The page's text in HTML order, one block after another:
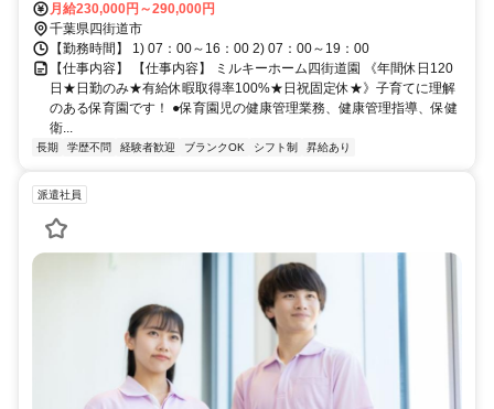
月給230,000円～290,000円
千葉県四街道市
【勤務時間】 1) 07：00～16：00 2) 07：00～19：00
【仕事内容】 【仕事内容】 ミルキーホーム四街道園 《年間休日120
日★日勤のみ★有給休暇取得率100%★日祝固定休★》子育てに理解
のある保育園です！ ●保育園児の健康管理業務、健康管理指導、保健
衛...
長期 学歴不問 経験者歓迎 ブランクOK シフト制 昇給あり
派遣社員